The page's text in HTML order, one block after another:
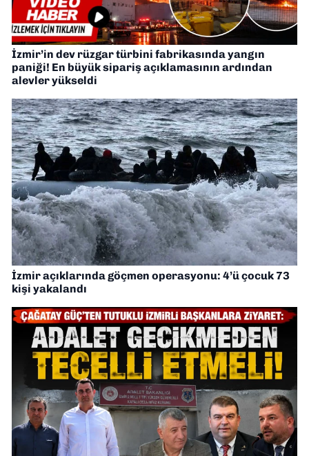
İzmir’in dev rüzgar türbini fabrikasında yangın
paniği! En büyük sipariş açıklamasının ardından
alevler yükseldi
İzmir açıklarında göçmen operasyonu: 4’ü çocuk 73
kişi yakalandı